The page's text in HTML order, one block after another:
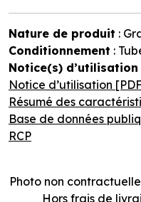
Nature de produit :
Conditionnement :
Notice(s) d’utilisation
Notice d’utilisation
Résumé des
Base de données
RCP
Photo non
Hors frais de